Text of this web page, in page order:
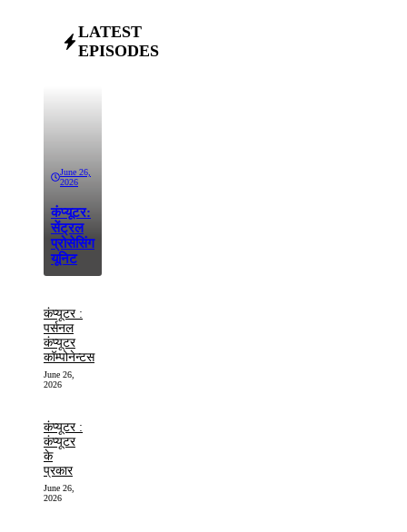
LATEST
EPISODES
June 26,
2026
कंप्यूटर:
सेंट्रल
प्रोसेसिंग
यूनिट
कंप्यूटर :
पर्सनल
कंप्यूटर
कॉम्पोनेन्टस
June 26,
2026
कंप्यूटर :
कंप्यूटर
के
प्रकार
June 26,
2026